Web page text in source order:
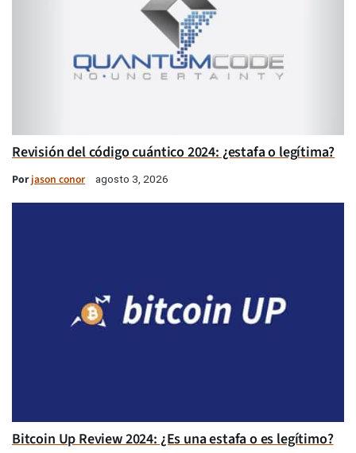
Revisión del código cuántico 2024: ¿estafa o legítima?
Porjason conor agosto 3, 2026
Bitcoin Up Review 2024: ¿Es una estafa o es legítimo?